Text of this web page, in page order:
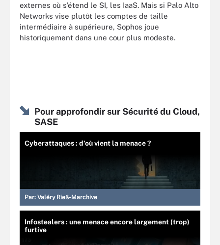
externes où s’étend le SI, les IaaS. Mais si Palo Alto
Networks vise plutôt les comptes de taille
intermédiaire à supérieure, Sophos joue
historiquement dans une cour plus modeste.
Pour approfondir sur Sécurité du Cloud,
SASE
Cyberattaques : d’où vient la menace ?
Par: Valéry Rieß-Marchive
Infostealers : une menace encore largement (trop)
furtive